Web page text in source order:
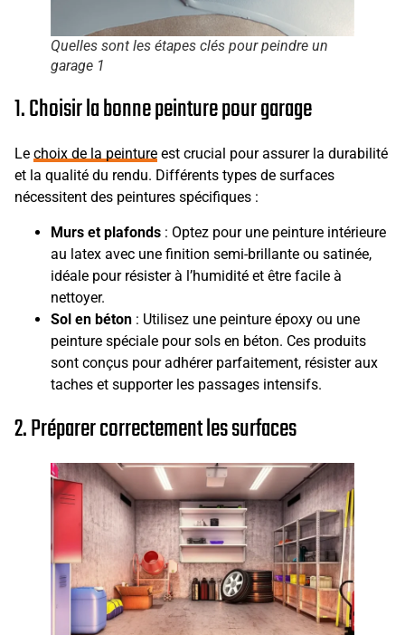
Quelles sont les étapes clés pour peindre un
garage 1
1. Choisir la bonne peinture pour garage
Le choix de la peinture est crucial pour assurer la durabilité
et la qualité du rendu. Différents types de surfaces
nécessitent des peintures spécifiques :
Murs et plafonds : Optez pour une peinture intérieure
au latex avec une finition semi-brillante ou satinée,
idéale pour résister à l’humidité et être facile à
nettoyer.
Sol en béton : Utilisez une peinture époxy ou une
peinture spéciale pour sols en béton. Ces produits
sont conçus pour adhérer parfaitement, résister aux
taches et supporter les passages intensifs.
2. Préparer correctement les surfaces